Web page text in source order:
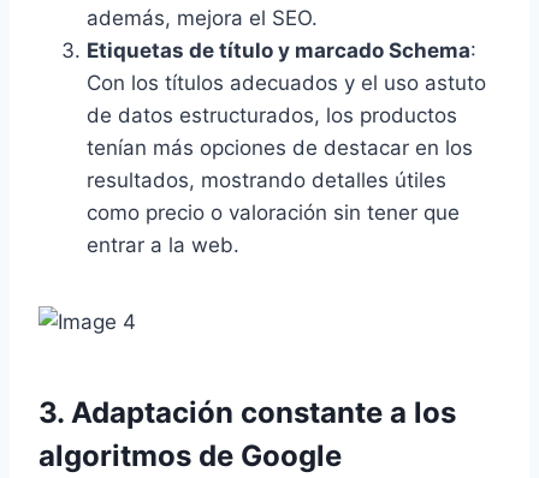
además, mejora el SEO.
Etiquetas de título y marcado Schema:
Con los títulos adecuados y el uso astuto
de datos estructurados, los productos
tenían más opciones de destacar en los
resultados, mostrando detalles útiles
como precio o valoración sin tener que
entrar a la web.
3. Adaptación constante a los
algoritmos de Google